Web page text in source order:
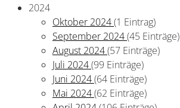
2024
Oktober 2024(1 Eintrag)
September 2024(45 Einträge)
August 2024(57 Einträge)
Juli 2024(99 Einträge)
Juni 2024(64 Einträge)
Mai 2024(62 Einträge)